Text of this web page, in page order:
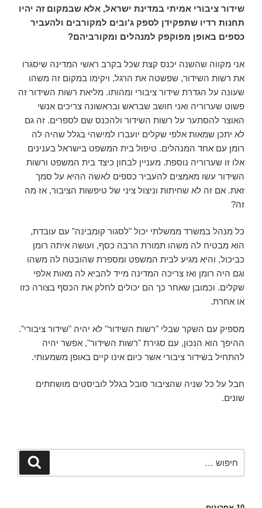
שידור ציבורי אמיתי במדינת ישראל, אלא שבמקום זה יהיו
תחנות רדיו שתפקידן לספק ג'ובים למקורבים ולהעביר
כספים באופן מפוקפק למנהלים ומקורביהם?
אני מקווה שהשנה יכנס קצת שכל בקרב ראשי המדינה שיסגרו
את רשות השידור, שפשטה את הרגל, ויקימו במקום זה משהו
שעונה על הגדרת שידור ציבורי ומהותו. מליאת רשות השידור זה
פשוט שערוריה ואני חושב שבראש ובראשונה צריכים אנשי
האוצר להסתער על רשות השידור ולהכנס שם לספרים. זה גם
לא יתכן שמאות אלפי שקלים יועברו למישהי בגלל שהיה לה
רומן עם אחד המנהלים. טיפול בית המשפט בישראל בענינים
אלו זו שערוריה נוספת. מעניין לבחון כיצד בית המשפט ורשות
השידור עשו מאמצים להעביר כספים לאשה ההיא על סמך
זאת. אם זה לא שחיתות וניצול ציני של טיפשות הציבור, אז מה
זה?
כל מנהל במשרד ממשלתי יכול "לסגור קומבינה" עם עובדת,
הוא מבטיח לה משהו תמורת הרבה כסף, ועושה איתה רומן
כביכול, והיא מגיע לבית המשפט ומספרת שהובטח לה משהו
וגם היה רומן ואז צריכה המדינה מייד להביא לה מאות אלפי
שקלים. וכמובן שאחר כך הם יכולים לחלק את הכסף בצורה כזו
או אחרת.
מספיק עם השקר שבלי "רשות השידור" לא יהיה "שידור ציבורי".
ההיפך הוא הנכון, עם סגירת "רשות השידור", אפשר יהיה
להתחיל בשידור ציבורי אשר כיום אינו קיים באופן משמעותי.
חבל על כל שניה שהציבור סובל בגלל לוביסטים מושחתים
שונים.
חיפוש